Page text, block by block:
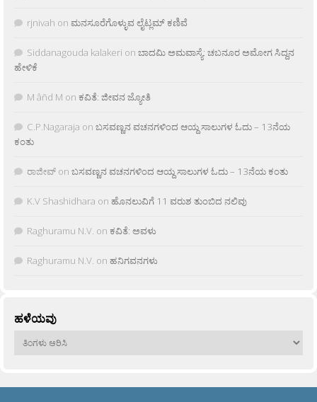
rjnivah on ಮನಸೂರೆಗೊಳ್ಳುವ ಲೈಟ್ಲಮ್ ಕಣಿವೆ
Siddanagouda kalakeri on ಬಾದಮಿ ಅಮವಾಸ್ಯೆ: ಚಬನೂರ ಅಮೋಗ ಸಿದ್ದನ
ಹೇಳಿಕೆ
M âñd M on ಕವಿತೆ: ಜೀವನ ಜ್ಯೋತಿ
C.P.Nagaraja on ಬಸವಣ್ಣನ ವಚನಗಳಿಂದ ಆಯ್ದ ಸಾಲುಗಳ ಓದು – 13ನೆಯ
ಕಂತು
ರಾಜೀವ್ on ಬಸವಣ್ಣನ ವಚನಗಳಿಂದ ಆಯ್ದ ಸಾಲುಗಳ ಓದು – 13ನೆಯ ಕಂತು
K.V Shashidhara on ಹೊನಲುವಿಗೆ 11 ವರುಶ ತುಂಬಿದ ನಲಿವು
Raghuramu N.V. on ಕವಿತೆ: ಅವಳು
Raghuramu N.V. on ಹನಿಗವನಗಳು
ಹಳೆಯವು
ಹಳೆಯವು